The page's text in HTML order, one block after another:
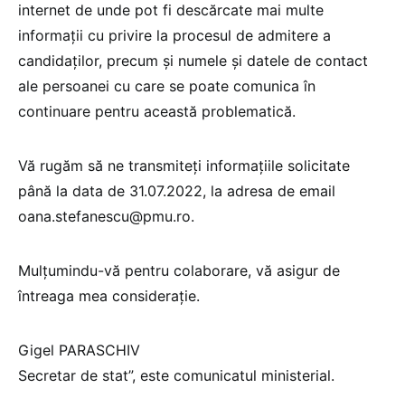
internet de unde pot fi descărcate mai multe
informații cu privire la procesul de admitere a
candidaților, precum și numele și datele de contact
ale persoanei cu care se poate comunica în
continuare pentru această problematică.
Vă rugăm să ne transmiteți informațiile solicitate
până la data de 31.07.2022, la adresa de email
oana.stefanescu@pmu.ro.
Mulțumindu-vă pentru colaborare, vă asigur de
întreaga mea considerație.
Gigel PARASCHIV
Secretar de stat”, este comunicatul ministerial.